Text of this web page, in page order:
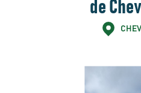
de